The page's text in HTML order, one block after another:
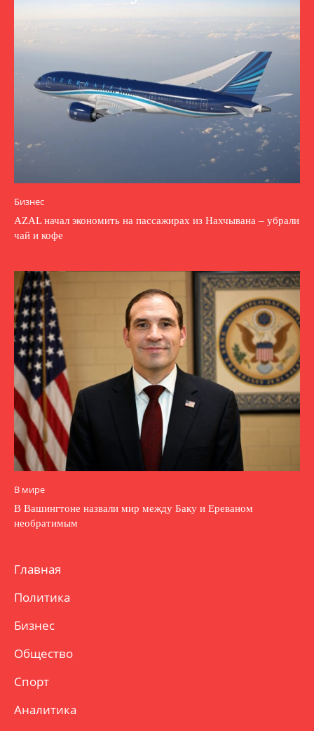
Бизнес
AZAL начал экономить на пассажирах из Нахчывана – убрали
чай и кофе
В мире
В Вашингтоне назвали мир между Баку и Ереваном
необратимым
Главная
Политика
Бизнес
Общество
Спорт
Аналитика